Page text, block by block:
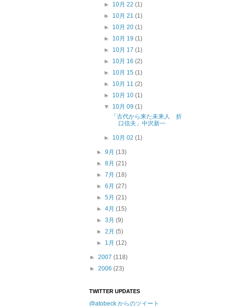
► 10月 22 (1)
► 10月 21 (1)
► 10月 20 (1)
► 10月 19 (1)
► 10月 17 (1)
► 10月 16 (2)
► 10月 15 (1)
► 10月 11 (2)
► 10月 10 (1)
▼ 10月 09 (1)
「古代から来た未来人 折
口信夫」中沢新一
► 10月 02 (1)
►9月(13)
►8月(21)
►7月(18)
►6月(27)
►5月(21)
►4月(15)
►3月(9)
►2月(5)
► 1月(12)
► 2007 (118)
► 2006 (23)
TWITTER UPDATES
@atobeck からのツイート